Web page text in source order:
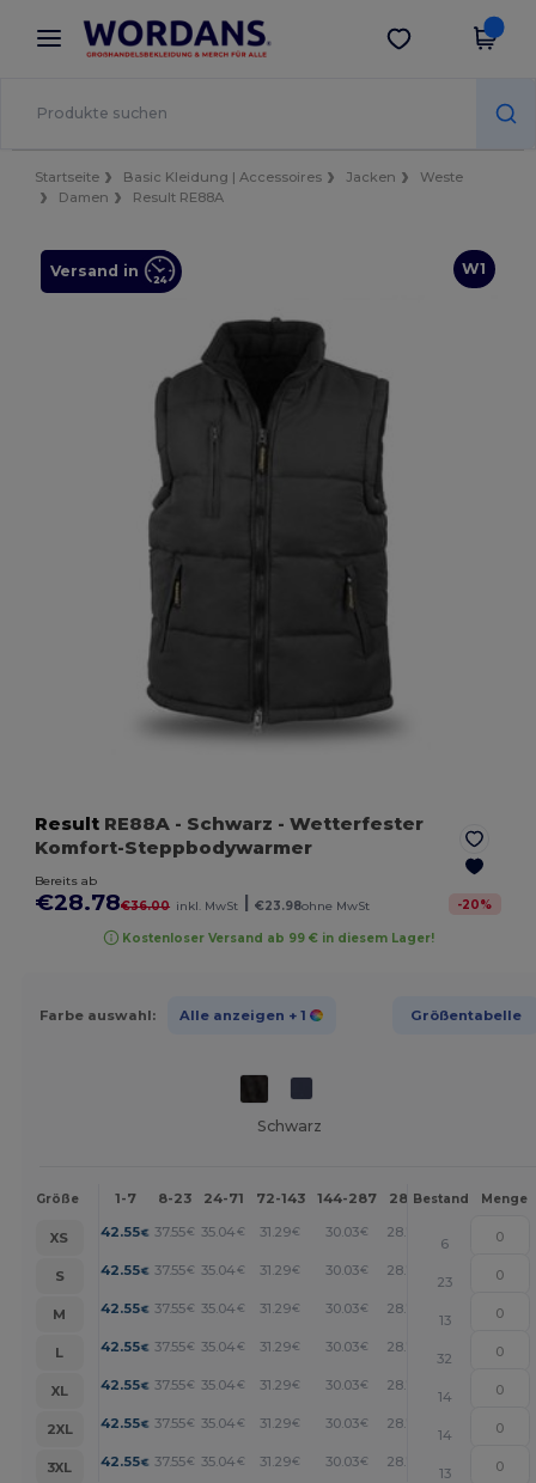
× Wordans App
Bessere Preise in der App!
App holen
Startseite Basic Kleidung | Accessoires Jacken
Weste
Damen
Result RE88A
W1
Versand in
Result RE88A - Schwarz - Wetterfester
Komfort-Steppbodywarmer
Bereits ab
€28.78€36.00 inkl. MwSt | €23.98ohne MwSt -20%
Kostenloser Versand ab 99 € in diesem Lager!
Farbe auswahl: Alle anzeigen + 1 Größentabelle
Schwarz
Größe 1-7 8-23 24-71 72-143 144-287 288 + Mehr
Bestand Menge
XS 42.55€ 37.55€ 35.04 € 31.29€ 30.03€ 28.78
6
S
42.55€ 37.55€ 35.04 € 31.29€ 30.03€ 28.78
23
M
42.55€ 37.55€ 35.04 € 31.29€ 30.03€ 28.78
13
L
42.55€ 37.55€ 35.04 € 31.29€ 30.03€ 28.78
32
XL
42.55€ 37.55€ 35.04 € 31.29€ 30.03€ 28.78
14
2XL
42.55€ 37.55€ 35.04 € 31.29€ 30.03€ 28.78
14
3XL
42.55€ 37.55€ 35.04 € 31.29€ 30.03€ 28.78
13